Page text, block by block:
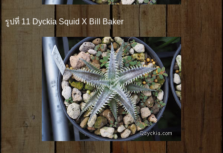
รูปที่ 11 Dyckia Squid X Bill Baker